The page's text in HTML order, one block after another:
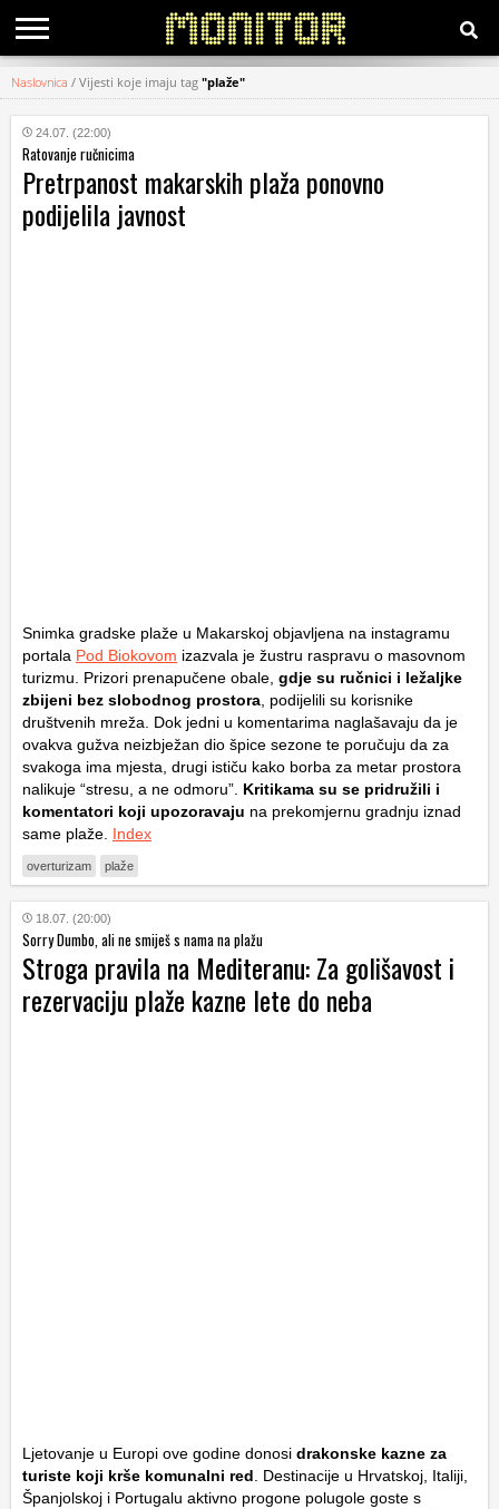
KATEGORIJE
HRVATSKI
WEB
Naslovnica / Vijesti koje imaju tag "plaže"
24.07. (22:00)
Ratovanje ručnicima
Pretrpanost makarskih plaža ponovno
podijelila javnost
Snimka gradske plaže u Makarskoj objavljena na instagramu
portala Pod Biokovom izazvala je žustru raspravu o masovnom
turizmu. Prizori prenapučene obale, gdje su ručnici i ležaljke
zbijeni bez slobodnog prostora , podijelili su korisnike
društvenih mreža. Dok jedni u komentarima naglašavaju da je
ovakva gužva neizbježan dio špice sezone te poručuju da za
svakoga ima mjesta, drugi ističu kako borba za metar prostora
nalikuje “stresu, a ne odmoru”. Kritikama su se pridružili i
komentatori koji upozoravaju na prekomjernu gradnju iznad
same plaže. Index
overturizam plaže
18.07. (20:00)
Sorry Dumbo, ali ne smiješ s nama na plažu
Stroga pravila na Mediteranu: Za golišavost i
rezervaciju plaže kazne lete do neba
Ljetovanje u Europi ove godine donosi drakonske kazne za
turiste koji krše komunalni red . Destinacije u Hrvatskoj, Italiji,
Španjolskoj i Portugalu aktivno progone polugole goste s